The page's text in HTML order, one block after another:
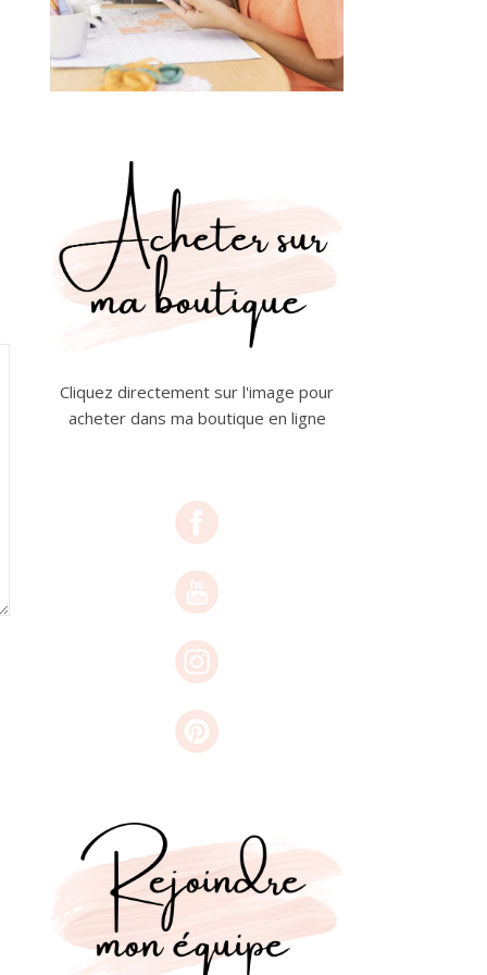
Cliquez directement sur l'image pour
acheter dans ma boutique en ligne